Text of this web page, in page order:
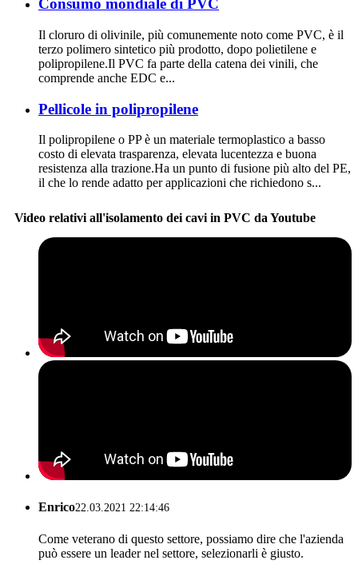
Consumo mondiale di PVC
Il cloruro di olivinile, più comunemente noto come PVC, è il
terzo polimero sintetico più prodotto, dopo polietilene e
polipropilene.Il PVC fa parte della catena dei vinili, che
comprende anche EDC e...
Pellicole in polipropilene
Il polipropilene o PP è un materiale termoplastico a basso
costo di elevata trasparenza, elevata lucentezza e buona
resistenza alla trazione.Ha un punto di fusione più alto del PE,
il che lo rende adatto per applicazioni che richiedono s...
Video relativi all'isolamento dei cavi in ​​PVC da Youtube
Enrico22.03.2021 22:14:46
Come veterano di questo settore, possiamo dire che l'azienda
può essere un leader nel settore, selezionarli è giusto.